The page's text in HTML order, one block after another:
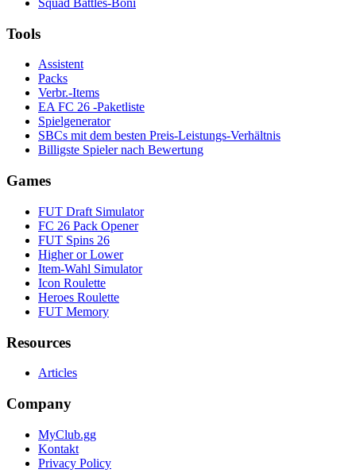
Squad Battles-Boni
Tools
Assistent
Packs
Verbr.-Items
EA FC 26 -Paketliste
Spielgenerator
SBCs mit dem besten Preis-Leistungs-Verhältnis
Billigste Spieler nach Bewertung
Games
FUT Draft Simulator
FC 26 Pack Opener
FUT Spins 26
Higher or Lower
Item-Wahl Simulator
Icon Roulette
Heroes Roulette
FUT Memory
Resources
Articles
Company
MyClub.gg
Kontakt
Privacy Policy